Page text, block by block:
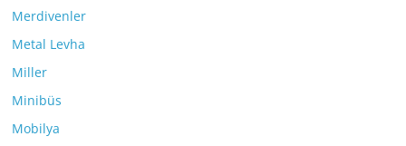
Merdivenler
Metal Levha
Miller
Minibüs
Mobilya